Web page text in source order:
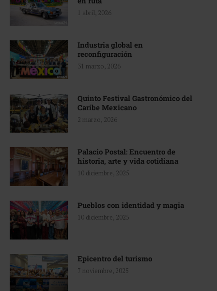
1 abril, 2026
Industria global en
reconfiguración
31 marzo, 2026
Quinto Festival Gastronómico del
Caribe Mexicano
2 marzo, 2026
Palacio Postal: Encuentro de
historia, arte y vida cotidiana
10 diciembre, 2025
Pueblos con identidad y magia
10 diciembre, 2025
Epicentro del turismo
7 noviembre, 2025